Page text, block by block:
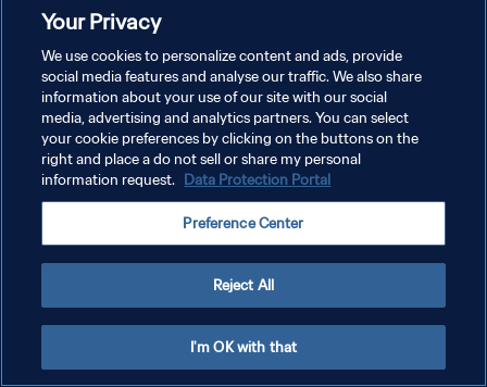
プライバシーポリシー
サービス利用規約
クッキー設定の管理
Your Privacy
We use cookies to personalize content and ads, provide
social media features and analyse our traffic. We also share
information about your use of our site with our social
media, advertising and analytics partners. You can select
your cookie preferences by clicking on the buttons on the
right and place a do not sell or share my personal
information request. Data Protection Portal
Preference Center
Reject All
I'm OK with that